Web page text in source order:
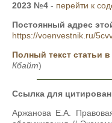
2023 №4 - перейти к
Постоянный адрес
https://voenvestnik.ru/
Полный текст статьи
Кбайт)
Ссылка для
Аржанова Е.А.